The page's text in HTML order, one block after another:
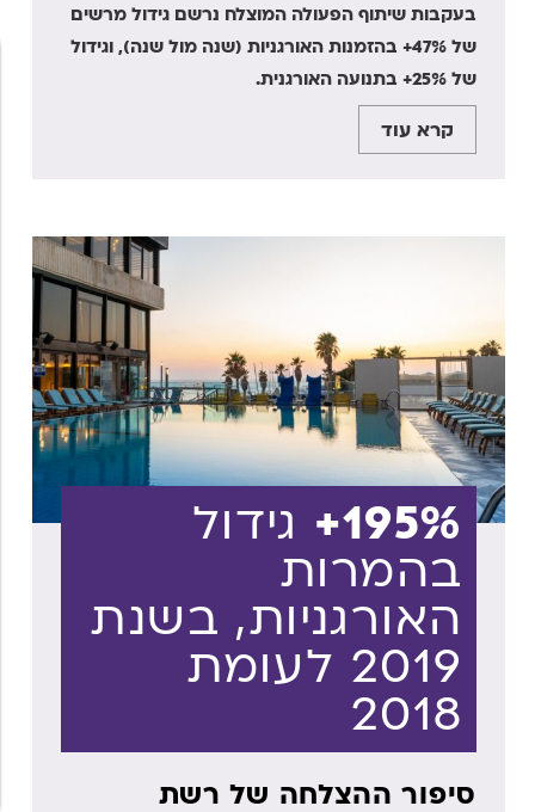
בעקבות שיתוף הפעולה המוצלח נרשם גידול מרשים
של 47%+ בהזמנות האורגניות (שנה מול שנה), וגידול
של 25%+ בתנועה האורגנית.
קרא עוד
195%+ גידול
בהמרות
האורגניות, בשנת
2019 לעומת
2018
סיפור ההצלחה של רשת